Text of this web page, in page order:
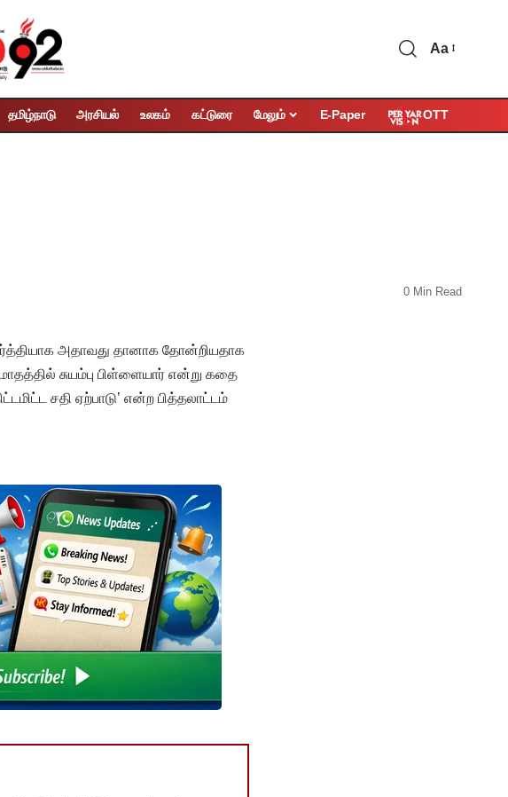
Aa
தமிழ்நாடு அரசியல் உலகம் கட்டுரை மேலும் E-Paper OTT
0 Min Read
அதாவது தானாக தோன்றியதாக
சுயம்பு பிள்ளையார் என்று கதை
சதி ஏற்பாடு’ என்ற பித்தலாட்டம்